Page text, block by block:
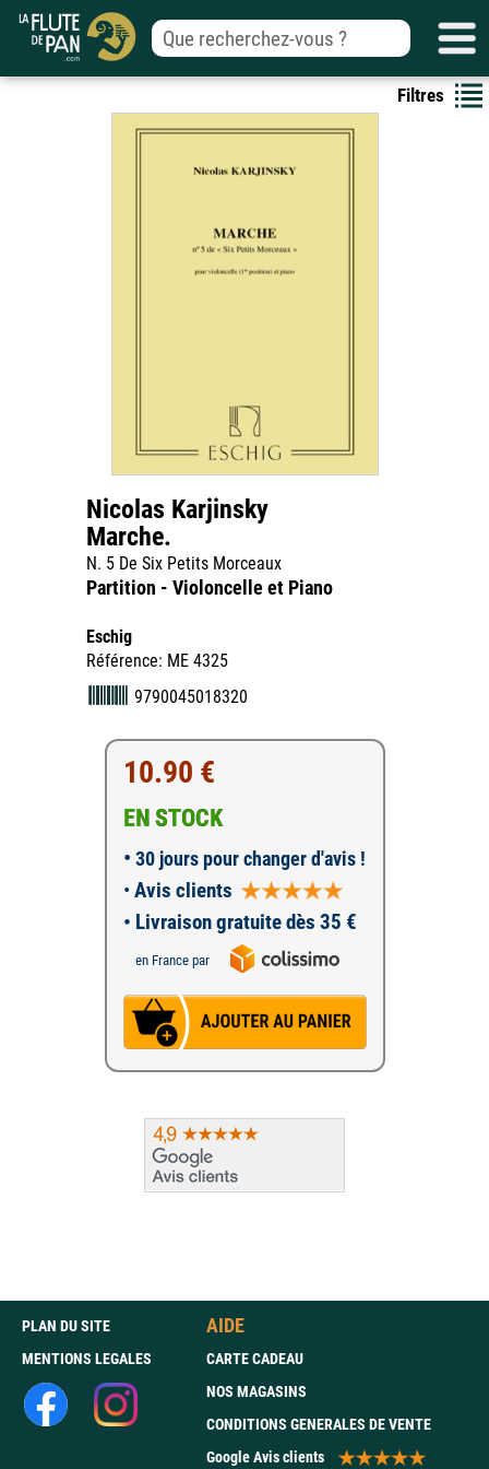
Filtres
Nicolas Karjinsky
Marche.
N. 5 De Six Petits Morceaux
Partition - Violoncelle et Piano
Eschig
Référence: ME 4325
9790045018320
10.90 €
EN STOCK
• 30 jours pour changer d'avis !
• Avis clients
• Livraison gratuite dès 35 €
en France par
PLAN DU SITE
MENTIONS LEGALES
AIDE
CARTE CADEAU
NOS MAGASINS
CONDITIONS GENERALES DE VENTE
Google Avis clients